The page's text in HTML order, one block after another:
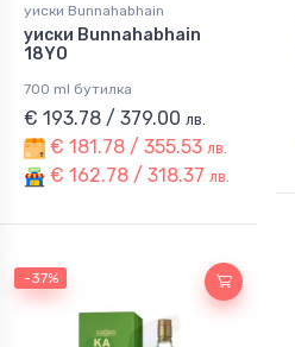
уиски Bunnahabhain
уиски Bunnahabhain
18YO
700 ml бутилка
€ 193.78 / 379.00 лв.
€ 181.78 / 355.53 лв.
€ 162.78 / 318.37 лв.
-37%